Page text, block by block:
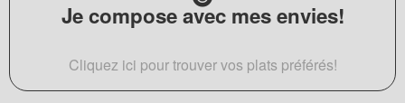
Je compose avec mes envies!
Cliquez ici pour trouver vos plats préférés!